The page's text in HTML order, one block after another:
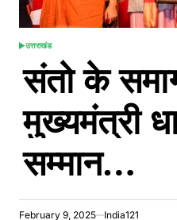
POSTED
उत्तराखंड
संतो के
मुख्यमंत्री
सम्मान…
February 9, 2025 India121